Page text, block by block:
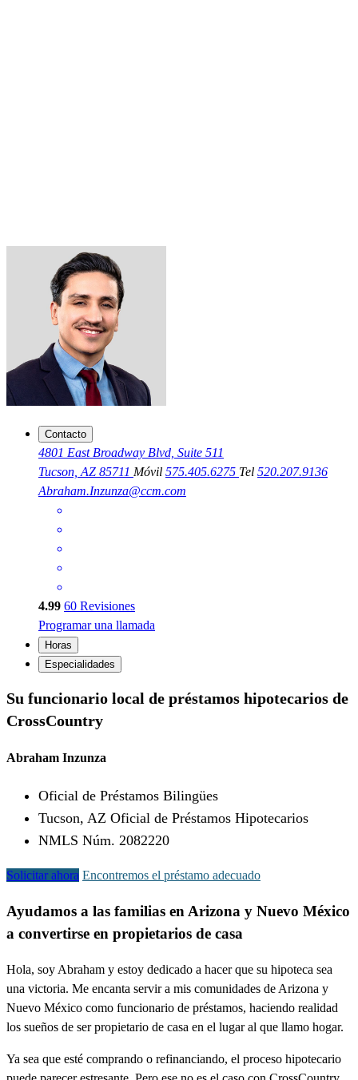
Contacto
4801 East Broadway Blvd, Suite 511
Tucson, AZ 85711 Móvil 575.405.6275 Tel 520.207.9136
Abraham.Inzunza@ccm.com
4.99 60 Revisiones
Programar una llamada
Horas
Especialidades
Su funcionario local de préstamos hipotecarios de
CrossCountry
Abraham Inzunza
Oficial de Préstamos Bilingües
Tucson, AZ Oficial de Préstamos Hipotecarios
NMLS Núm. 2082220
Solicitar ahora Encontremos el préstamo adecuado
Ayudamos a las familias en Arizona y Nuevo México
a convertirse en propietarios de casa
Hola, soy Abraham y estoy dedicado a hacer que su hipoteca sea
una victoria. Me encanta servir a mis comunidades de Arizona y
Nuevo México como funcionario de préstamos, haciendo realidad
los sueños de ser propietario de casa en el lugar al que llamo hogar.
Ya sea que esté comprando o refinanciando, el proceso hipotecario